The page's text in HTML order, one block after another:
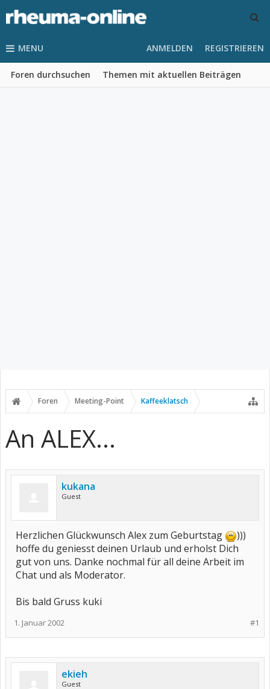
MENU
Foren durchsuchen Themen mit aktuellen Beiträgen
ANMELDEN REGISTRIEREN
Foren Meeting-Point Kaffeeklatsch
An ALEX...
kukana
Guest
Herzlichen Glückwunsch Alex zum Geburtstag
)))
hoffe du geniesst deinen Urlaub und erholst Dich
gut von uns. Danke nochmal für all deine Arbeit im
Chat und als Moderator.
Bis bald Gruss kuki
#1
1. Januar 2002
ekieh
Guest